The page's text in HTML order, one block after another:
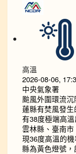
高溫
2026-08-06,
中央氣象署
颱風外圍環流
蓮縣有焚風發
有38度極端高
雲林縣、臺南
現36度高溫的
縣為黃色燈號，